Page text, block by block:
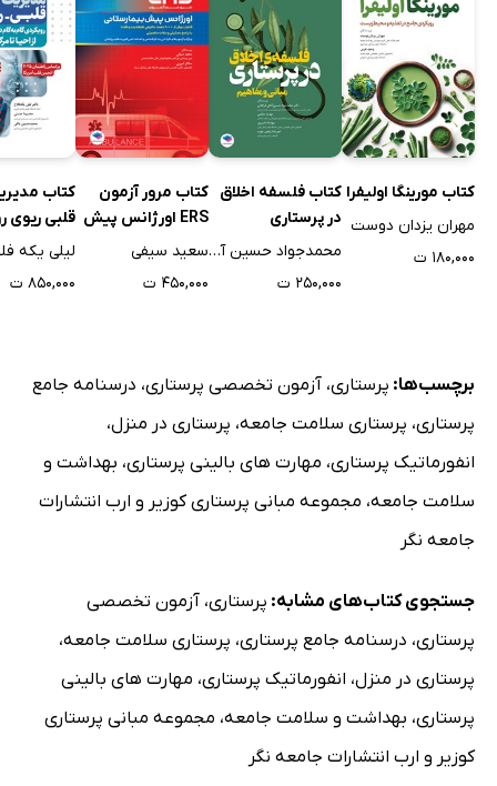
کتاب مورینگا اولیفرا
مهران یزدان دوست
۱۸۰,۰۰۰ ت
کتاب فلسفه اخلاق
در پرستاری
محمدجواد حسین آبادی فراهانی
۲۵۰,۰۰۰ ت
کتاب مرور آزمون
ERS اورژانس پیش
بیمارستانی
سعید سیفی
۴۵۰,۰۰۰ ت
کتاب
قلبی ریوی
گام به
مرگ مغزی
لیلی یکه
۸۵۰,۰۰۰ ت
برچسب‌ها: پرستاری، آزمون تخصصی پرستاری، درسنامه جامع
پرستاری، پرستاری سلامت جامعه، پرستاری در منزل،
انفورماتیک پرستاری، مهارت های بالینی پرستاری، بهداشت و
سلامت جامعه، مجموعه مبانی پرستاری کوزیر و ارب انتشارات
جامعه نگر
جستجوی کتاب‌های مشابه: پرستاری، آزمون تخصصی
پرستاری، درسنامه جامع پرستاری، پرستاری سلامت جامعه،
پرستاری در منزل، انفورماتیک پرستاری، مهارت های بالینی
پرستاری، بهداشت و سلامت جامعه، مجموعه مبانی پرستاری
کوزیر و ارب انتشارات جامعه نگر